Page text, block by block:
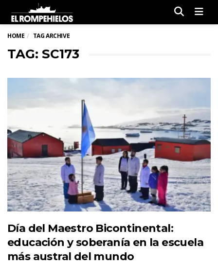
HOME TAG ARCHIVE
TAG: SC173
Día del Maestro Bicontinental:
educación y soberanía en la escuela
más austral del mundo